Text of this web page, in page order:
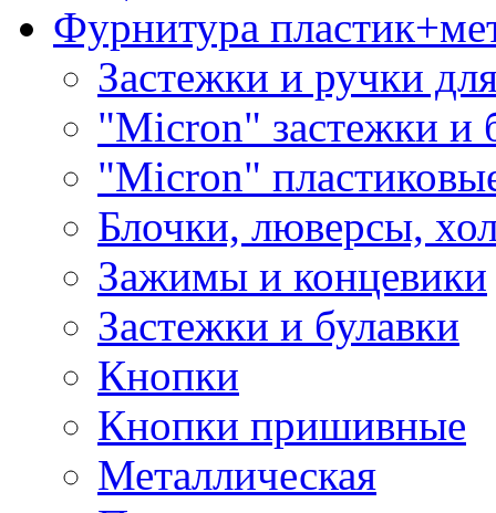
Фурнитура
Застежки и ручки
"Micron" застежки и
"Micron"
Блочки, люверсы,
Зажимы и концевики
Застежки и булавки
Кнопки
Кнопки пришивные
Металлическая